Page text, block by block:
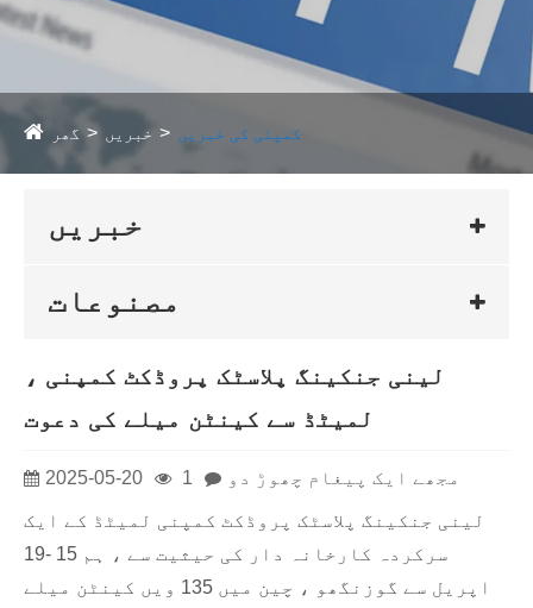
گھر خبریں کمپنی کی خبریں
خبریں
مصنوعات
لینی جنکینگ پلاسٹک پروڈکٹ کمپنی ،
لمیٹڈ سے کینٹن میلے کی دعوت
2025-05-20 1 مجھے ایک پیغام چھوڑ دو
لینی جنکینگ پلاسٹک پروڈکٹ کمپنی لمیٹڈ کے ایک
سرکردہ کارخانہ دار کی حیثیت سے ، ہم 15 -19
اپریل سے گوزنگھو ، چین میں 135 ویں کینٹن میلے